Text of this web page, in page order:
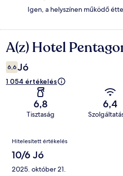
Igen, a helyszínen működő
Értékelések
A(z) Hotel
6,6 Jó
1 054 értékelés
6,8
Tisztaság
6,4
Értékelések
Hitelesített értékelés
10/6 Jó
2025. október 21.